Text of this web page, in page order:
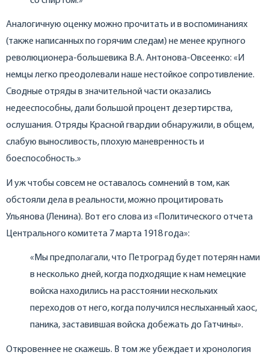
Аналогичную оценку можно прочитать и в воспоминаниях
(также написанных по горячим следам) не менее крупного
революционера-большевика В.А. Антонова-Овсеенко: «И
немцы легко преодолевали наше нестойкое сопротивление.
Сводные отряды в значительной части оказались
недееспособны, дали большой процент дезертирства,
ослушания. Отряды Красной гвардии обнаружили, в общем,
слабую выносливость, плохую маневренность и
боеспособность.»
И уж чтобы совсем не оставалось сомнений в том, как
обстояли дела в реальности, можно процитировать
Ульянова (Ленина). Вот его слова из «Политического отчета
Центрального комитета 7 марта 1918 года»:
«Мы предполагали, что Петроград будет потерян нами
в несколько дней, когда подходящие к нам немецкие
войска находились на расстоянии нескольких
переходов от него, когда получился неслыханный хаос,
паника, заставившая войска добежать до Гатчины».
Откровеннее не скажешь. В том же убеждает и хронология